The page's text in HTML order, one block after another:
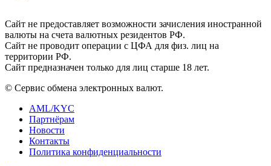
Сайт не предоставляет возможности зачисления иностранной
валюты на счета валютных резидентов РФ.
Сайт не проводит операции с ЦФА для физ. лиц на
территории РФ.
Сайт предназначен только для лиц старше 18 лет.
© Сервис обмена электронных валют.
AML/KYC
Партнёрам
Новости
Контакты
Политика конфиденциальности